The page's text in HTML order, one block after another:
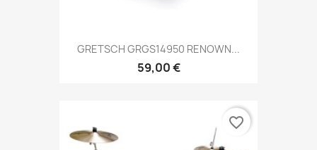
GRETSCH GRGS14950 RENOWN...
59,00 €
favorite_border